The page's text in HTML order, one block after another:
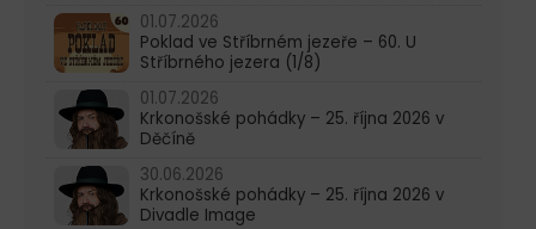
01.07.2026
Poklad ve Stříbrném jezeře – 60. U
Stříbrného jezera (1/8)
01.07.2026
Krkonošské pohádky – 25. října 2026 v
Děčíně
30.06.2026
Krkonošské pohádky – 25. října 2026 v
Divadle Image